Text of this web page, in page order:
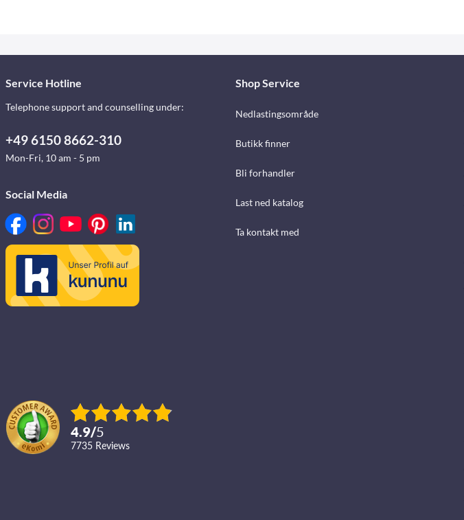
Service Hotline
Telephone support and counselling under:
+49 6150 8662-310
Mon-Fri, 10 am - 5 pm
Social Media
4.9/5
7735 reviews
Shop Service
Nedlastingsområde
Butikk finner
Bli forhandler
Last ned katalog
Ta kontakt med